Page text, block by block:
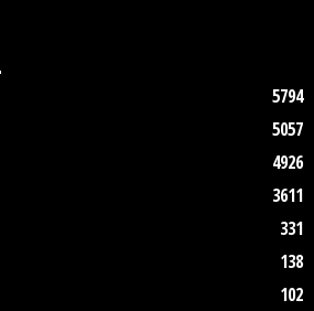
5794
5057
4926
3611
331
138
102